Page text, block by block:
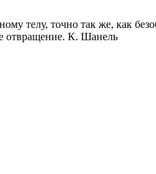
телу, точно так же, как
отвращение. К. Шанель